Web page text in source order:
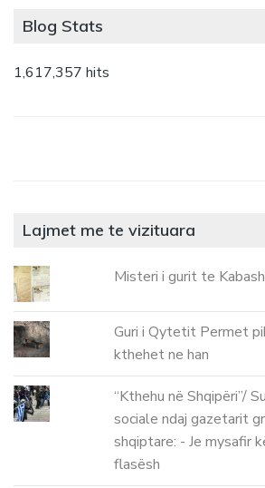
Blog Stats
1,617,357 hits
Lajmet me te vizituara
Misteri i gurit te
Guri i Qytetit Permet
kthehet ne han
“Kthehu në Shqipëri”/
sociale ndaj gazetarit
shqiptare: - Je mysafir
flasësh